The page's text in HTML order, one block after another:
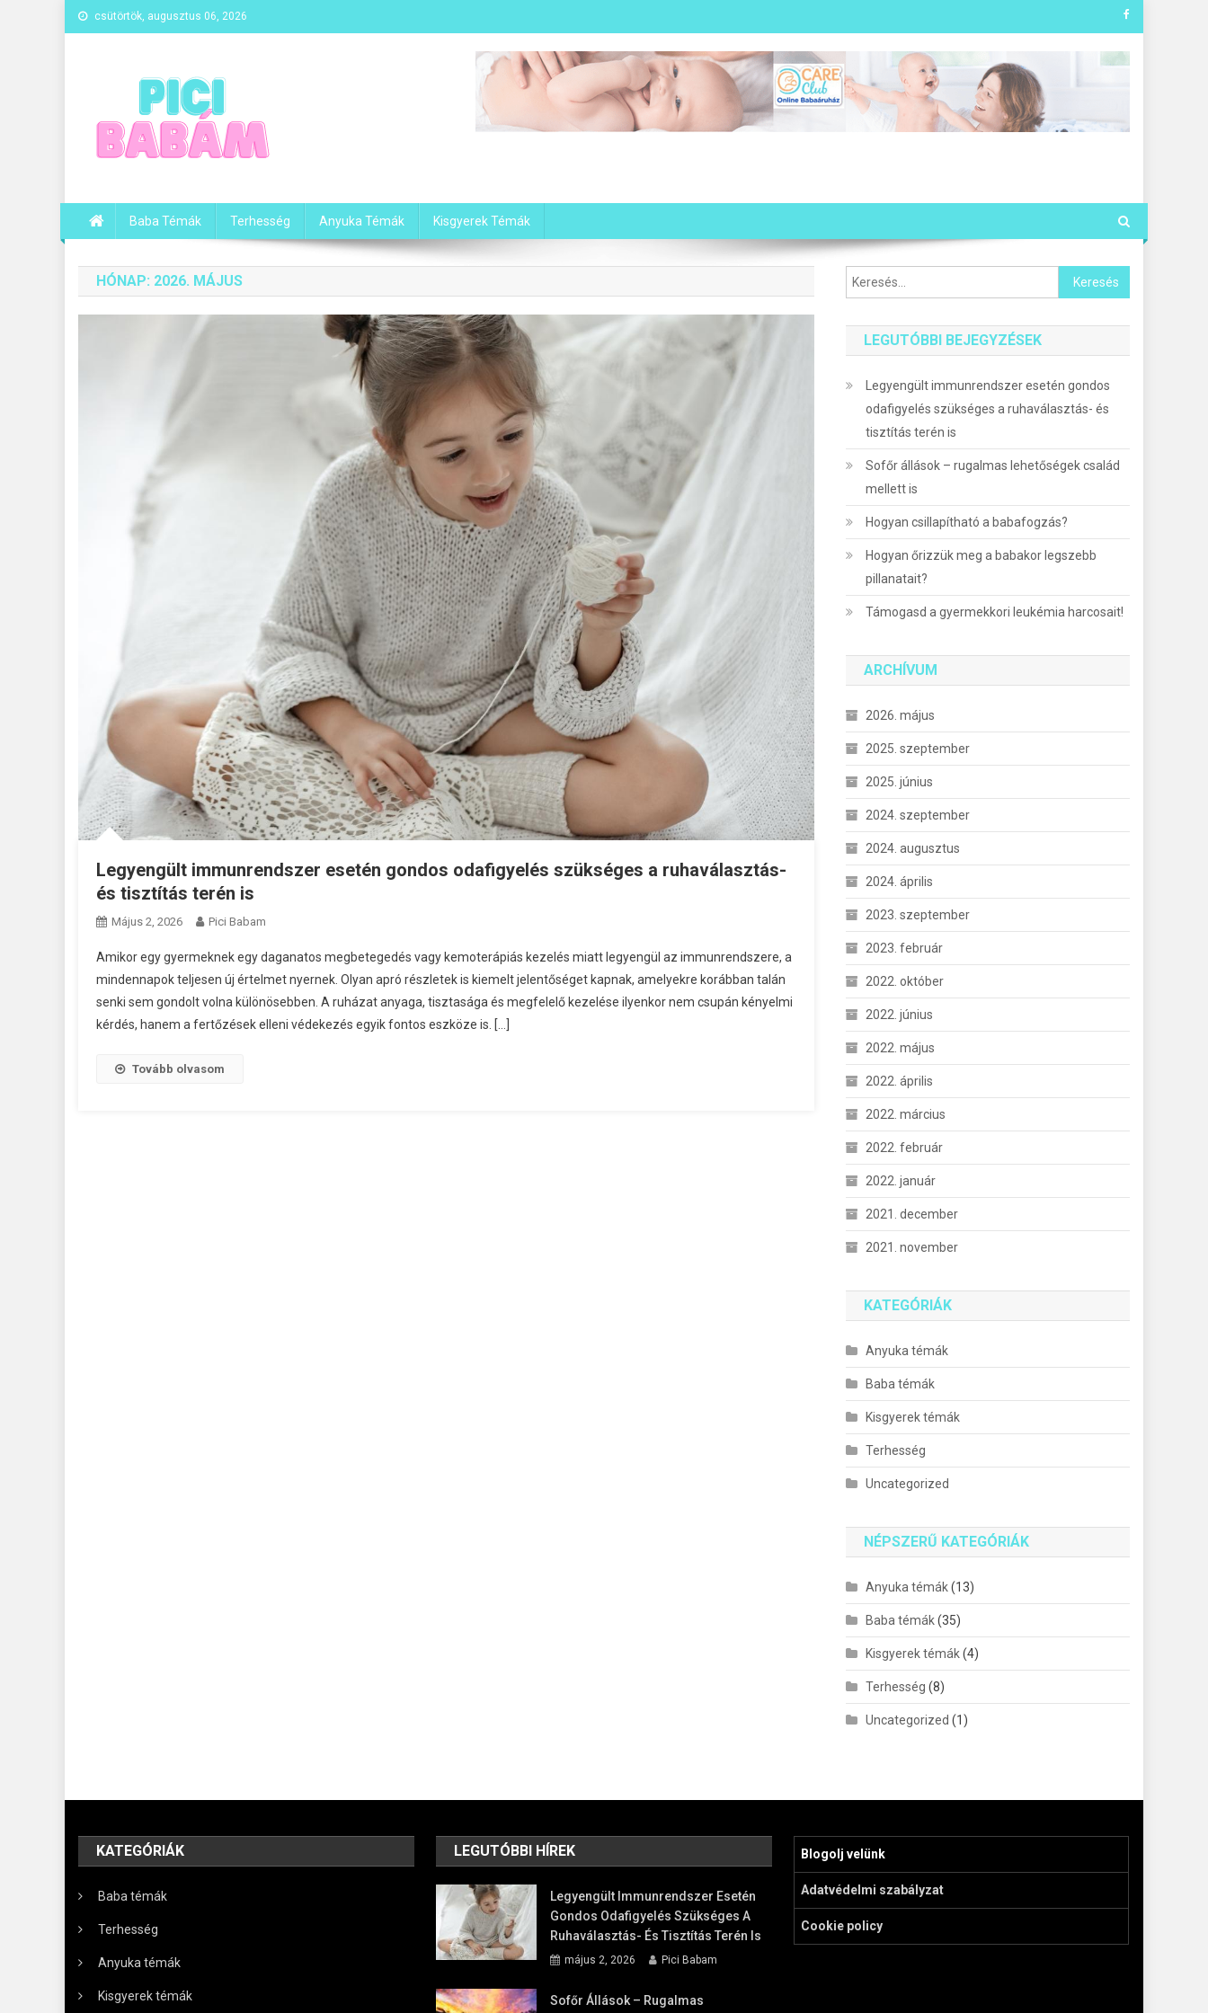
Skip
to
csütörtök, augusztus 06, 2026
Baba Témák Terhesség Anyuka Témák Kisgyerek Témák
HÓNAP: 2026. MÁJUS
Legyengült immunrendszer esetén gondos odafigyelés szükséges a ruhaválasztás-
és tisztítás terén is
Május 2, 2026 Pici Babam
Amikor egy gyermeknek egy daganatos megbetegedés vagy kemoterápiás kezelés miatt legyengül az immunrendszere, a
mindennapok teljesen új értelmet nyernek. Olyan apró részletek is kiemelt jelentőséget kapnak, amelyekre korábban talán
senki sem gondolt volna különösebben. A ruházat anyaga, tisztasága és megfelelő kezelése ilyenkor nem csupán kényelmi
kérdés, hanem a fertőzések elleni védekezés egyik fontos eszköze is. […]
Tovább olvasom
Keresés:
LEGUTÓBBI BEJEGYZÉSEK
Legyengült immunrendszer esetén gondos
odafigyelés szükséges a ruhaválasztás- és
tisztítás terén is
Sofőr állások – rugalmas lehetőségek család
mellett is
Hogyan csillapítható a babafogzás?
Hogyan őrizzük meg a babakor legszebb
pillanatait?
Támogasd a gyermekkori leukémia harcosait!
ARCHÍVUM
2026. május
2025. szeptember
2025. június
2024. szeptember
2024. augusztus
2024. április
2023. szeptember
2023. február
2022. október
2022. június
2022. május
2022. április
2022. március
2022. február
2022. január
2021. december
2021. november
KATEGÓRIÁK
Anyuka témák
Baba témák
Kisgyerek témák
Terhesség
Uncategorized
NÉPSZERŰ KATEGÓRIÁK
Anyuka témák(13)
Baba témák(35)
Kisgyerek témák(4)
Terhesség (8)
Uncategorized (1)
KATEGÓRIÁK
Baba témák
Terhesség
Anyuka témák
Kisgyerek témák
LEGUTÓBBI HÍREK
Legyengült Immunrendszer Esetén
Gondos Odafigyelés Szükséges A
Ruhaválasztás- És Tisztítás Terén Is
május 2, 2026 Pici Babam
Sofőr Állások – Rugalmas
Blogolj velünk
Adatvédelmi szabályzat
Cookie policy